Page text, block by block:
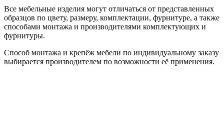
Все мебельные изделия могут отличаться от представленных
образцов по цвету, размеру, комплектации, фурнитуре, а также
способами монтажа и производителями комплектующих и
фурнитуры.
Способ монтажа и крепёж мебели по индивидуальному заказу
выбирается производителем по возможности её применения.